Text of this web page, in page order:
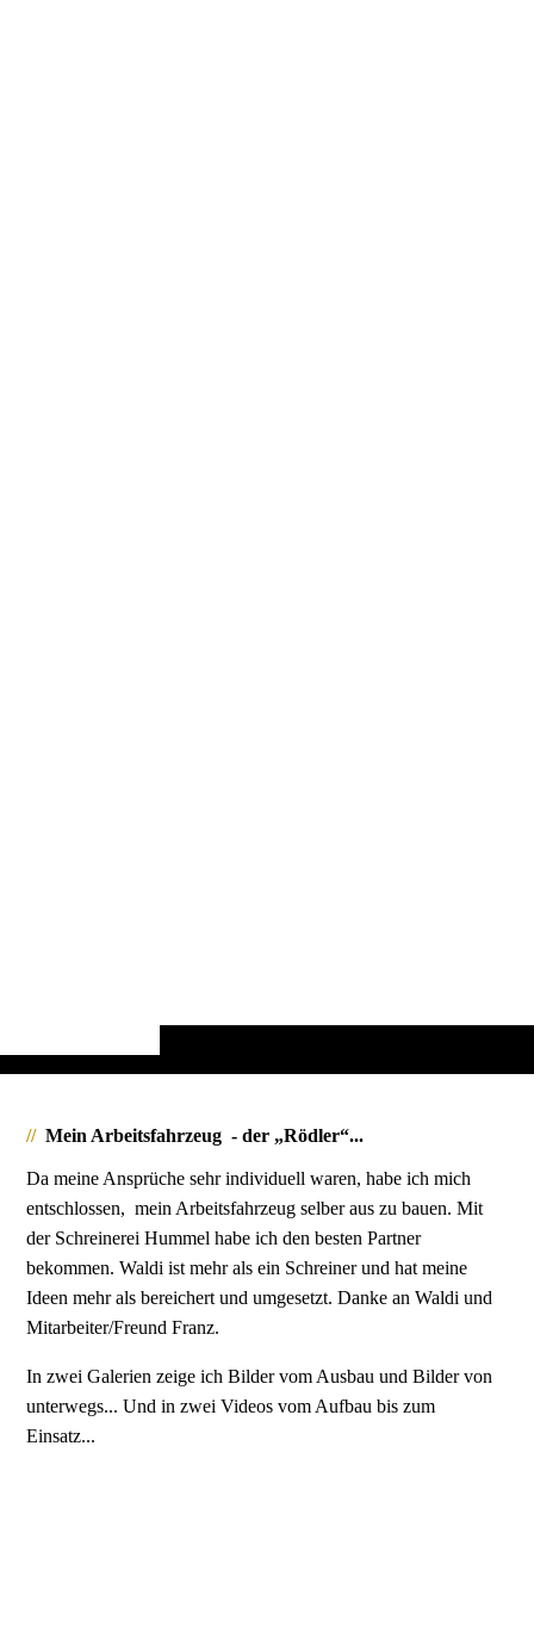
//Mein Arbeitsfahrzeug - der „Rödler“...
Da meine Ansprüche sehr individuell waren, habe ich mich
entschlossen, mein Arbeitsfahrzeug selber aus zu bauen. Mit
der Schreinerei Hummel habe ich den besten Partner
bekommen. Waldi ist mehr als ein Schreiner und hat meine
Ideen mehr als bereichert und umgesetzt. Danke an Waldi und
Mitarbeiter/Freund Franz.
In zwei Galerien zeige ich Bilder vom Ausbau und Bilder von
unterwegs... Und in zwei Videos vom Aufbau bis zum
Einsatz...